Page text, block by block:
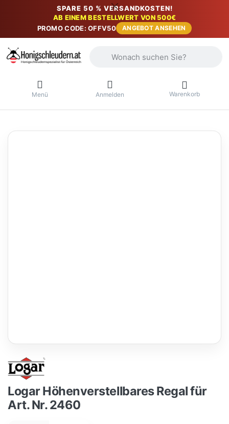
SPARE 50 % VERSANDKOSTEN!
AB EINEM BESTELLWERT VON 500€
PROMO CODE: OFFV50
ANGEBOT ANSEHEN
Menü Anmelden Warenkorb
Logar Höhenverstellbares Regal für
Art. Nr. 2460